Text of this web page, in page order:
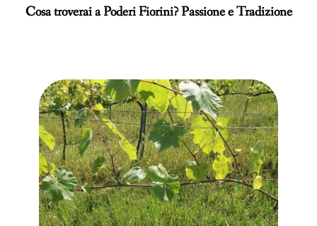
Cosa troverai a Poderi Fiorini? Passione e Tradizione